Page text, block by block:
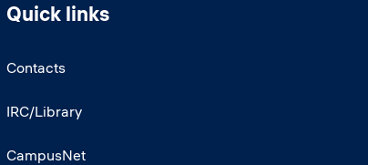
Quick links
Contacts
IRC/Library
CampusNet